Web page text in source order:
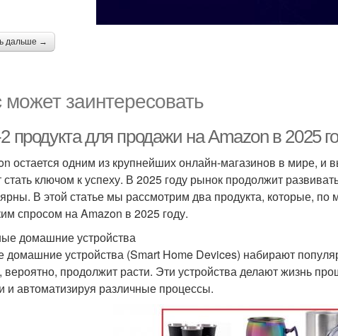
дальше →
заинтересовать
продукта для продажи на Amazon в 2025
остается одним из крупнейших онлайн-магазинов в мире, и
ключом к успеху. В 2025 году рынок продолжит
В этой статье мы рассмотрим два продукта, которые, по
спросом на Amazon в 2025 году.
домашние устройства
устройства (Smart Home Devices) набирают
вероятно, продолжит расти. Эти устройства делают жизнь
и автоматизируя различные процессы.